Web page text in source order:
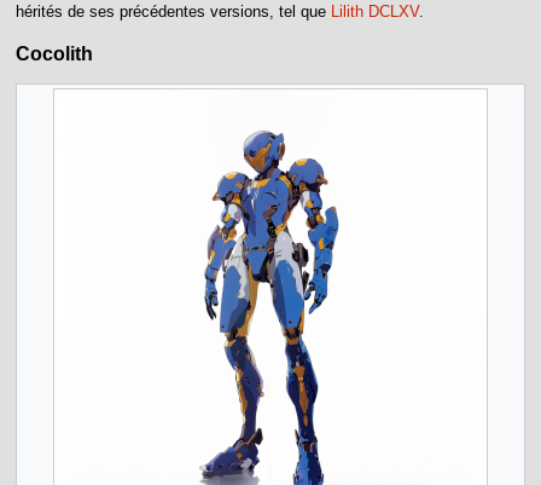
hérités de ses précédentes versions, tel que Lilith DCLXV.
Cocolith